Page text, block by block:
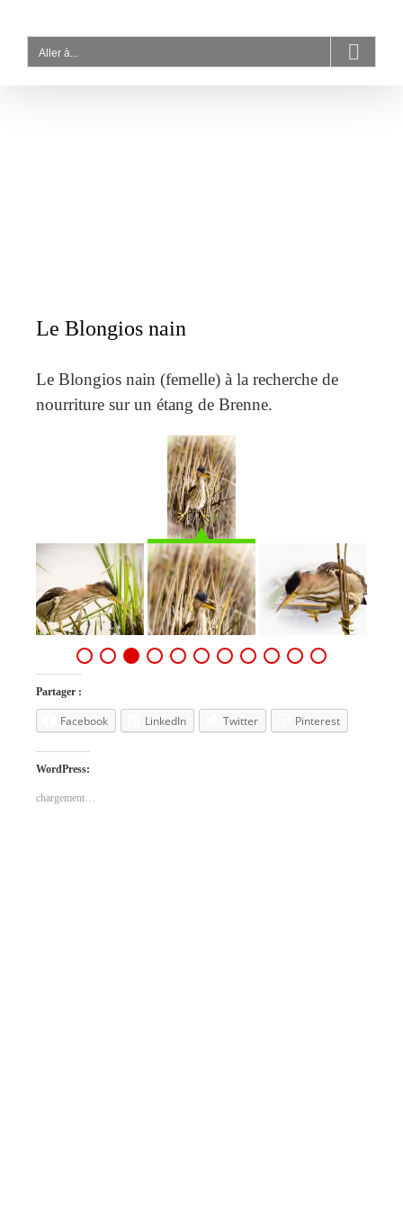
contenuAller à...
Le Blongios nain
Le Blongios nain (femelle) à la recherche de
nourriture sur un étang de Brenne.
Partager :
Facebook LinkedIn Twitter Pinterest
WordPress:
chargement…